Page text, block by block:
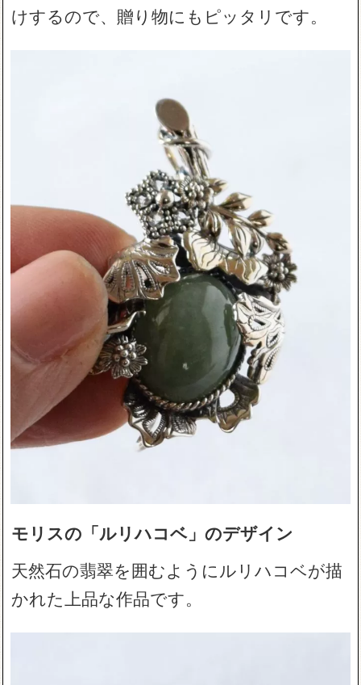
けするので、贈り物にもピッタリです。
モリスの「ルリハコベ」のデザイン
天然石の翡翠を囲むようにルリハコベが描
かれた上品な作品です。